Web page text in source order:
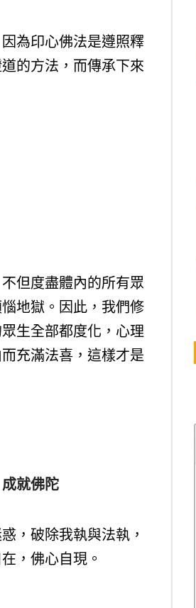
為印心佛法是遵照釋
的方法，而傳承下來
但度盡體內的所有眾
地獄。因此，我們修
生全部都度化，心理
充滿法喜，這樣才是
就佛陀
，破除我執與法執，
，佛心自現。